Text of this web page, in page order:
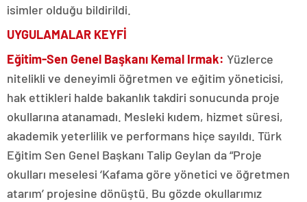
isimler olduğu bildirildi.
UYGULAMALAR KEYFİ
Eğitim-Sen Genel Başkanı Kemal Irmak: Yüzlerce
nitelikli ve deneyimli öğretmen ve eğitim yöneticisi,
hak ettikleri halde bakanlık takdiri sonucunda proje
okullarına atanamadı. Mesleki kıdem, hizmet süresi,
akademik yeterlilik ve performans hiçe sayıldı. Türk
Eğitim Sen Genel Başkanı Talip Geylan da “Proje
okulları meselesi ‘Kafama göre yönetici ve öğretmen
atarım’ projesine dönüştü. Bu gözde okullarımız